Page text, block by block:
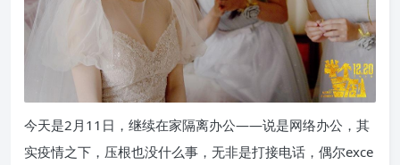
今天是2月11日，继续在家隔离办公——说是网络办公，其
实疫情之下，压根也没什么事，无非是打接电话，偶尔exce